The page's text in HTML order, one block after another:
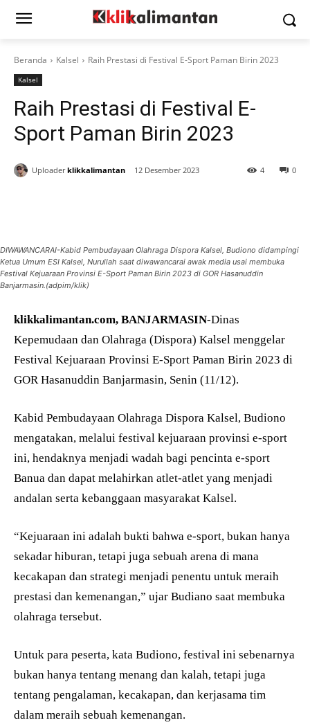
Beranda Kalsel Raih Prestasi di Festival E-Sport Paman Birin 2023
Kalsel
Raih Prestasi di Festival E-
Sport Paman Birin 2023
Uploader klikkalimantan 12 Desember 2023 0
4
DIWAWANCARAI-Kabid Pembudayaan Olahraga Dispora Kalsel, Budiono didampingi
Ketua Umum ESI Kalsel, Nurullah saat diwawancarai awak media usai membuka
Festival Kejuaraan Provinsi E-Sport Paman Birin 2023 di GOR Hasanuddin
Banjarmasin.(adpim/klik)
klikkalimantan.com, BANJARMASIN-Dinas
Kepemudaan dan Olahraga (Dispora) Kalsel menggelar
Festival Kejuaraan Provinsi E-Sport Paman Birin 2023 di
GOR Hasanuddin Banjarmasin, Senin (11/12).
Kabid Pembudayaan Olahraga Dispora Kalsel, Budiono
mengatakan, melalui festival kejuaraan provinsi e-sport
ini, hendaknya menjadi wadah bagi pencinta e-sport
Banua dan dapat melahirkan atlet-atlet yang menjadi
andalan serta kebanggaan masyarakat Kalsel.
“Kejuaraan ini adalah bukti bahwa e-sport, bukan hanya
sekadar hiburan, tetapi juga sebuah arena di mana
kecakapan dan strategi menjadi penentu untuk meraih
prestasi dan kemenangan,” ujar Budiano saat membuka
olahraga tersebut.
Untuk para peserta, kata Budiono, festival ini sebenarnya
bukan hanya tentang menang dan kalah, tetapi juga
tentang pengalaman, kecakapan, dan kerjasama tim
dalam meraih sebuah kemenangan.